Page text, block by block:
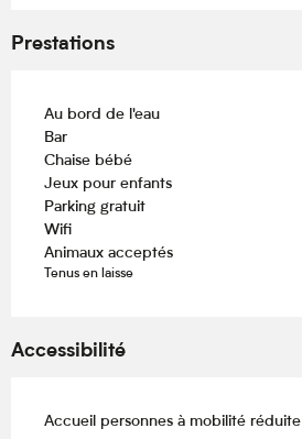
Prestations
Au bord de l'eau
Bar
Chaise bébé
Jeux pour enfants
Parking gratuit
Wifi
Animaux acceptés
Tenus en laisse
Accessibilité
Accueil personnes à mobilité réduite